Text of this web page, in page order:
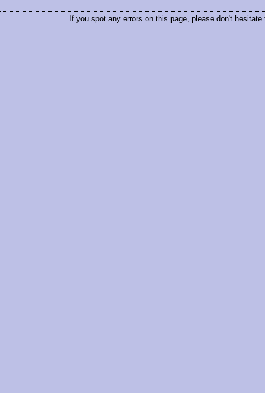
If you spot any errors on this page, please don't